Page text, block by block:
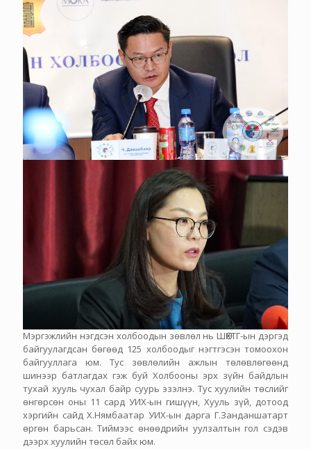
Мэргэжлийн нэгдсэн холбоодын зөвлөл нь ШӨХТГ-ын дэргэд
байгуулагдсан бөгөөд 125 холбоодыг нэгтгэсэн томоохон
байгууллага юм. Тус зөвлөлийн ажлын төлөвлөгөөнд
шинээр батлагдах гэж буй Холбооны эрх зүйн байдлын
тухай хууль чухал байр суурь эзэлнэ. Тус хуулийн төслийг
өнгөрсөн оны 11 сард УИХ-ын гишүүн, Хууль зүй, дотоод
хэргийн сайд Х.Нямбаатар УИХ-ын дарга Г.Занданшатарт
өргөн барьсан. Тиймээс өнөөдрийн уулзалтын гол сэдэв
дээрх хуулийн төсөл байх юм.